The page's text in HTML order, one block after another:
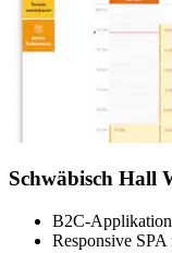
Schwäbisch Hall
B2C-
Responsive